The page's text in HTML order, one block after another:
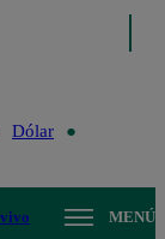
Dólar
MENÚ